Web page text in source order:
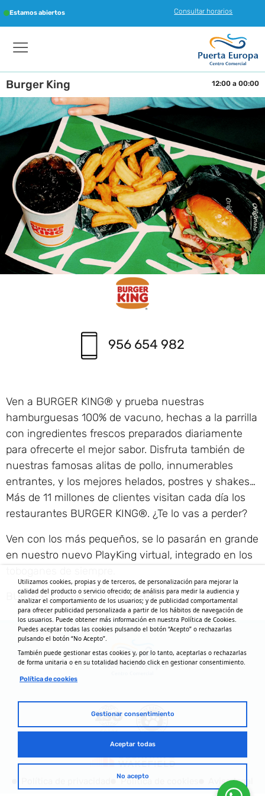
Estamos abiertos Consultar horarios
Burger King 12:00 a 00:00
956 654 982
Ven a BURGER KING® y prueba nuestras
hamburguesas 100% de vacuno, hechas a la parrilla
con ingredientes frescos preparados diariamente
para ofrecerte el mejor sabor. Disfruta también de
nuestras famosas alitas de pollo, innumerables
entrantes, y los mejores helados, postres y shakes…
Más de 11 millones de clientes visitan cada día los
restaurantes BURGER KING®. ¿Te lo vas a perder?
Ven con los más pequeños, se lo pasarán en grande
en nuestro nuevo PlayKing virtual, integrado en los
BURGER KING®, A TU MANERA
Política de cookies Aviso legal
Utilizamos cookies, propias y de terceros, de personalización para mejorar la
calidad del producto o servicio ofrecido; de análisis para medir la audiencia y
analizar el comportamiento de los usuarios; y de publicidad comportamental
para ofrecer publicidad personalizada a partir de los hábitos de navegación de
los usuarios. Puede obtener más información en nuestra Política de Cookies.
Puedes aceptar todas las cookies pulsando el botón “Acepto” o rechazarlas
pulsando el botón “No Acepto”.
También puede gestionar estas cookies y, por lo tanto, aceptarlas o rechazarlas
de forma unitaria o en su totalidad haciendo click en gestionar consentimiento.
Política de cookies
Gestionar consentimiento
Aceptar todas
No acepto